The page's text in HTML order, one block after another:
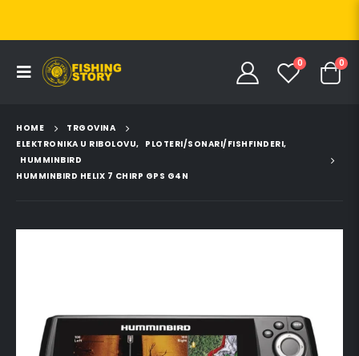
0 0
HOME
TRGOVINA
ELEKTRONIKA U RIBOLOVU, PLOTERI/SONARI/FISHFINDERI,
HUMMINBIRD
HUMMINBIRD HELIX 7 CHIRP GPS G4N